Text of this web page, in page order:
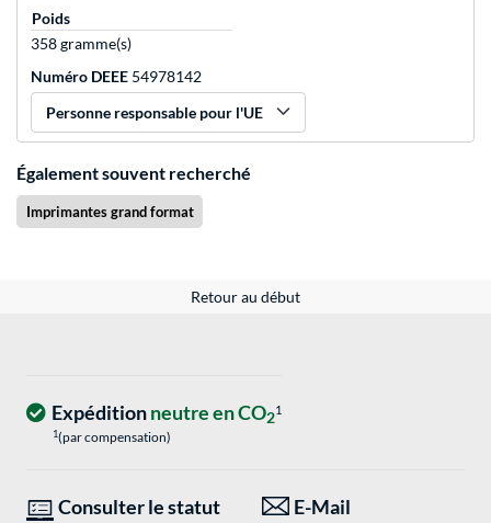
Poids
358 gramme(s)
Numéro DEEE 54978142
Personne responsable pour l'UE
Également souvent recherché
Imprimantes grand format
Retour au début
Expéditionneutre en CO21
1(par compensation)
Consulter le statut
E-Mail